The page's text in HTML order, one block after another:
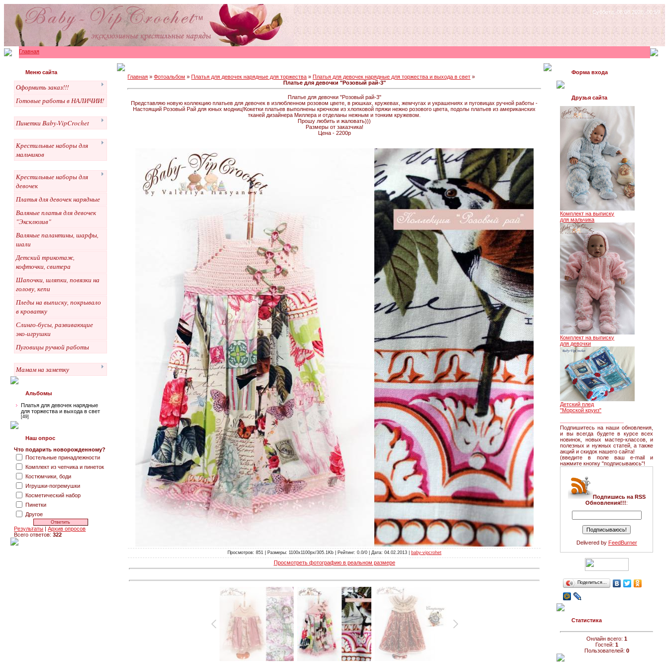
Суббота, 08.08.2026, 00:59
Главная
Меню сайта
Оформить заказ!!!
Готовые работы в НАЛИЧИИ!
Пинетки Baby-VipCrochet
Крестильные наборы для
мальчиков
Крестильные наборы для
девочек
Платья для девочек нарядные
Валяные платья для девочек
"Эксклюзив"
Валяные палантины, шарфы,
шали
Детский трикотаж,
кофточки, свитера
Шапочки, шляпки, повязки на
голову, кепи
Пледы на выписку, покрывало
в кроватку
Слинго-бусы, развивающие
эко-игрушки
Пуговицы ручной работы
Мамам на заметку
Альбомы
Платья для девочек нарядные
для торжества и выхода в свет
[49]
Наш опрос
Что подарить новорожденному?
Постельные принадлежности
Комплект из чепчика и пинеток
Костюмчики, боди
Игрушки-погремушки
Косметический набор
Пинетки
Другое
Результаты |Архив опросов
Всего ответов:322
Главная »Фотоальбом »Платья для девочек нарядные для торжества »Платья для девочек нарядные для торжества и выхода в свет »
Платье для девочки "Розовый рай-3"
Платье для девочки "Розовый рай-3"
Представляю новую коллекцию платьев для девочек в излюбленном розовом цвете, в рюшках, кружевах, жемчугах и украшениях и пуговицах ручной работы -
Настоящий Розовый Рай для юных модниц!Кокетки платьев выполнены крючком из хлопковой пряжи нежно розового цвета, подолы платьев из американских
тканей дизайнера Миллера и отделаны нежным и тонким кружевом.
Прошу любить и жаловать)))
Размеры от заказчика!
Цена - 2200р
Просмотров: 851 | Размеры: 1100x1100px/305.1Kb | Рейтинг: 0.0/0 | Дата: 04.02.2013 | baby-vipcrohet
Просмотреть фотографию в реальном размере
Форма входа
Друзья сайта
Комплект на выписку
для мальчика
Комплект на выписку
для девочки
Детский плед
"Морской круиз"
Подпишитесь на наши обновления,
и вы всегда будете в курсе всех
новинок, новых мастер-классов, и
полезных и нужных статей, а также
акций и скидок нашего сайта!
(введите в поле ваш e-mail и
нажмите кнопку "подписываюсь"!
Подпишись на RSS
Обновления!!!:
Delivered by FeedBurner
Поделиться…
Статистика
Онлайн всего: 1
Гостей: 1
Пользователей: 0